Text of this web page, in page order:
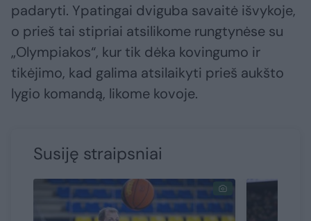
padaryti. Ypatingai dviguba savaitė išvykoje,
o prieš tai stipriai atsilikome rungtynėse su
„Olympiakos“, kur tik dėka kovingumo ir
tikėjimo, kad galima atsilaikyti prieš aukšto
lygio komandą, likome kovoje.
Susiję straipsniai